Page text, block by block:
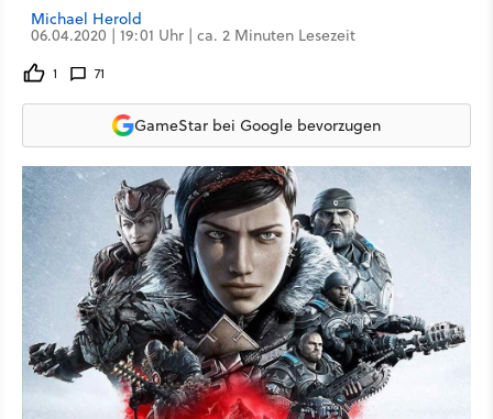
Michael Herold
06.04.2020 | 19:01 Uhr | ca. 2 Minuten Lesezeit
1 71
GameStar bei Google bevorzugen